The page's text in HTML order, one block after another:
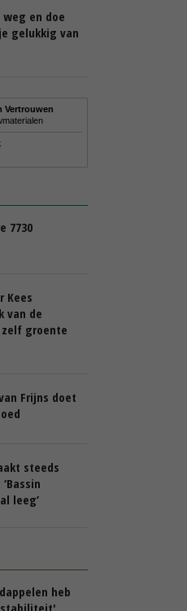
en doe
gelukkig van
Vertrouwen
7730
Kees
van de
zelf groente
Frijns doet
steeds
leeg’
heb